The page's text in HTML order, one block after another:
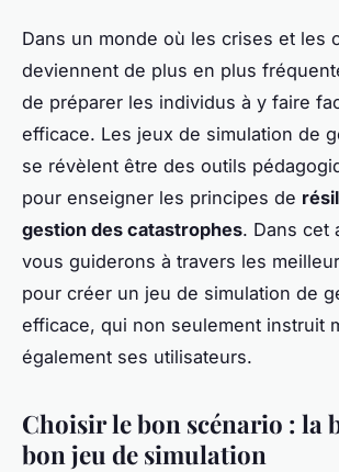
Dans un monde où les crises et les
deviennent de plus en plus
de préparer les individus à y faire
efficace. Les jeux de simulation de
se révèlent être des outils
pour enseigner les principes de
gestion des catastrophes. Dans cet
vous guiderons à travers les
pour créer un jeu de simulation de
efficace, qui non seulement instruit
également ses utilisateurs.
Choisir le bon scénario : la
bon jeu de simulation